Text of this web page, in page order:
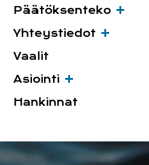
Päätöksenteko
Yhteystiedot
Vaalit
Asiointi
Hankinnat